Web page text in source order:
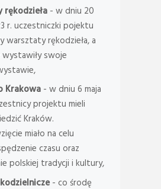
- w dniu 20
r. uczestniczki pojektu
warsztaty rękodzieła, a
swoje
Krakowa - w dniu 6 maja
projektu mieli
Kraków.
miało na celu
czasu oraz
polskiej tradycji i kultury,
- co środę